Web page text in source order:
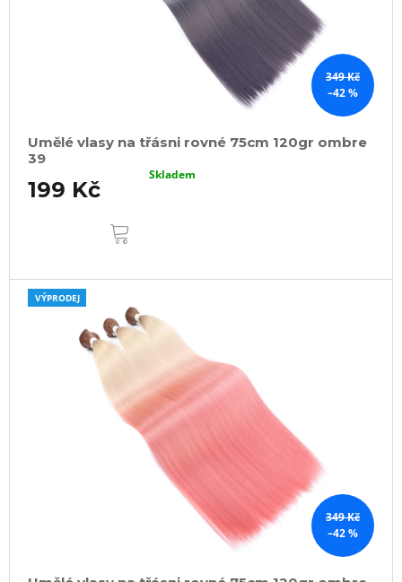
349 Kč
–42 %
Umělé vlasy na třásni rovné 75cm 120gr ombre
39
199 Kč
Skladem
349 Kč
–42 %
VÝPRODEJ